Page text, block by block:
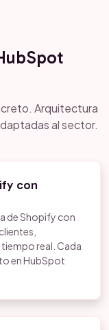
Arquitectura
al sector.
con
de Shopify con
real. Cada
en HubSpot